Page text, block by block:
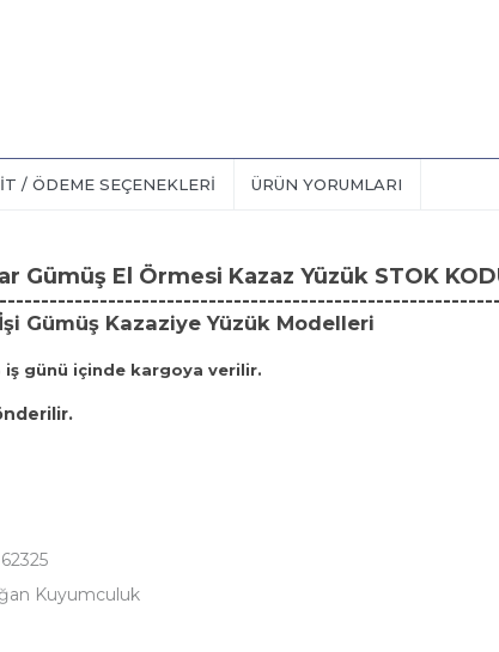
/ ÖDEME SEÇENEKLERI ÜRÜN YORUMLARI
Gümüş El Örmesi Kazaz Yüzük STOK
Gümüş Kazaziye Yüzük Modelleri
iş günü içinde kargoya verilir.
Kuyumculuk